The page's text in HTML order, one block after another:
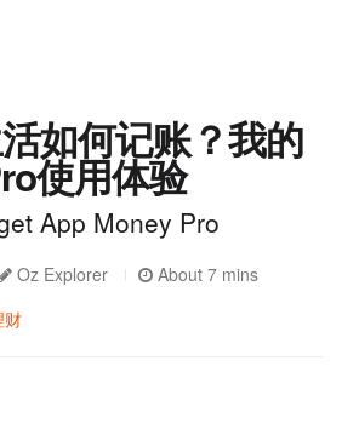
如何记账？我的
使用体验
App Money Pro
Oz Explorer
About 7 mins
财